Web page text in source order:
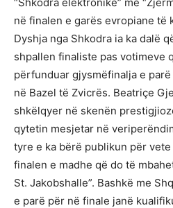
në finalen e garës evropiane të
Dyshja nga Shkodra ia ka dalë
shpallen finaliste pas votimeve
përfunduar gjysmëfinalja e
në Bazel të Zvicrës. Beatriçe
shkëlqyer në skenën
qytetin mesjetar në
tyre e ka bërë publikun për
finalen e madhe që do të
St. Jakobshalle”. Bashkë me
e parë për në finale janë